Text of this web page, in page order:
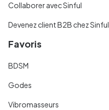
Collaborer avec Sinful
Devenez client B2B chez Sinful
Favoris
BDSM
Godes
Vibromasseurs